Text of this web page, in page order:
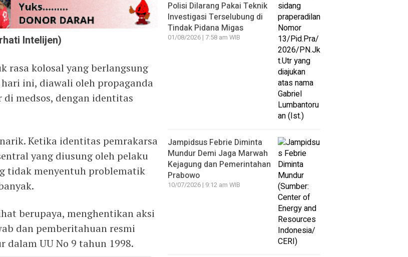
Intelijen)
rasa kolosal yang berlangsung
ini, diawali oleh propaganda
medsos, dengan identitas
Ketika identitas pemrakarsa
yang diusung oleh pelaku
tidak menyentuh problematik
berupaya, menghentikan aksi
dan pemberitahuan resmi
dalam UU No 9 tahun 1998.
Polisi Dilarang Pakai Teknik
Investigasi Terselubung di
Tindak Pidana Migas
01/08/2026 | 7:58 am WIB
Jampidsus Febrie Diminta
Mundur Demi Jaga Marwah
Kejagung dan Pemerintahan
Prabowo
10/07/2026 | 9:12 am WIB